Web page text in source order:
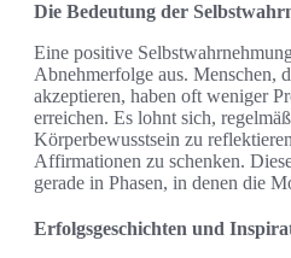
Die Bedeutung der
Eine positive
Abnehmerfolge aus. Menschen,
akzeptieren, haben oft weniger
erreichen. Es lohnt sich,
Körperbewusstsein zu
Affirmationen zu schenken.
gerade in Phasen, in denen die
Erfolgsgeschichten und